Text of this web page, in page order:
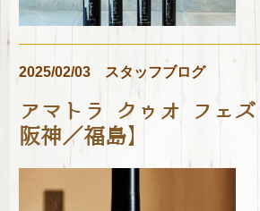
2025/02/03 スタッフブログ
アマトラ クゥオ フェ
阪神／福島】